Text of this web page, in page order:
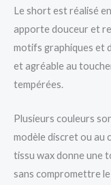
Le short est réalisé
apporte douceur et
motifs graphiques et
et agréable au
tempérées.
Plusieurs couleurs
modèle discret ou au
tissu wax donne une
sans compromettre